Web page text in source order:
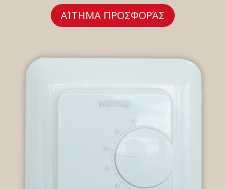
ΑΊΤΗΜΑ ΠΡΟΣΦΟΡΆΣ